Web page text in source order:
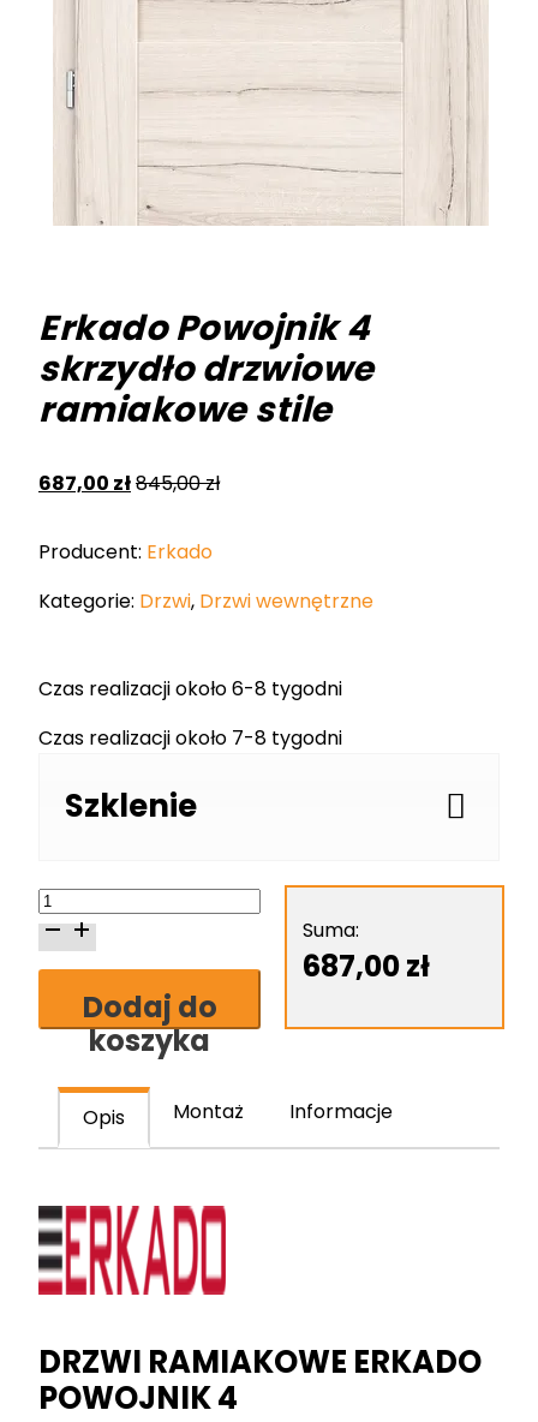
Erkado Powojnik 4
skrzydło drzwiowe
ramiakowe stile
687,00 zł845,00zł
Producent: Erkado
Kategorie: Drzwi, Drzwi wewnętrzne
Czas realizacji około 6-8 tygodni
Czas realizacji około 7-8 tygodni
Szklenie
ilość
Erkado
Powojnik
skrzydło
drzwiowe
Dodaj do
koszyka
Suma:
687,00zł
Opis Montaż Informacje
DRZWI RAMIAKOWE ERKADO
POWOJNIK 4